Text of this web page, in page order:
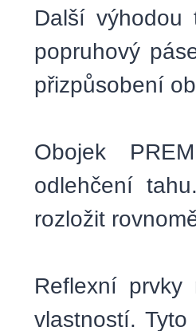
Další výhodou
popruhový
přizpůsobení
Obojek
odlehčení
rozložit
Reflexní prvky
vlastností.